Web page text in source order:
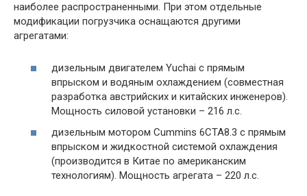
наиболее распространенными. При этом отдельные
модификации погрузчика оснащаются другими
агрегатами:
дизельным двигателем Yuchai с прямым
впрыском и водяным охлаждением (совместная
разработка австрийских и китайских инженеров).
Мощность силовой установки – 216 л.с.
дизельным мотором Cummins 6СТА8.3 с прямым
впрыском и жидкостной системой охлаждения
(производится в Китае по американским
технологиям). Мощность агрегата – 220 л.с.